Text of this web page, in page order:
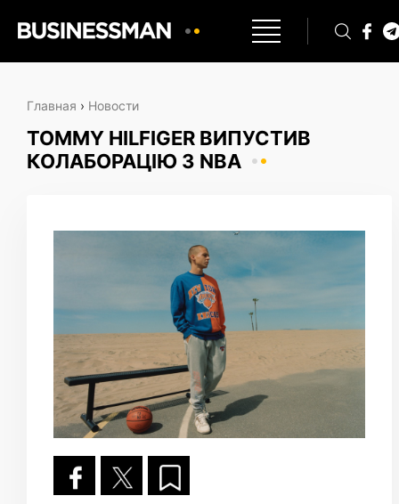
Главная › Новости
TOMMY HILFIGER ВИПУСТИВ
КОЛАБОРАЦІЮ З NBA